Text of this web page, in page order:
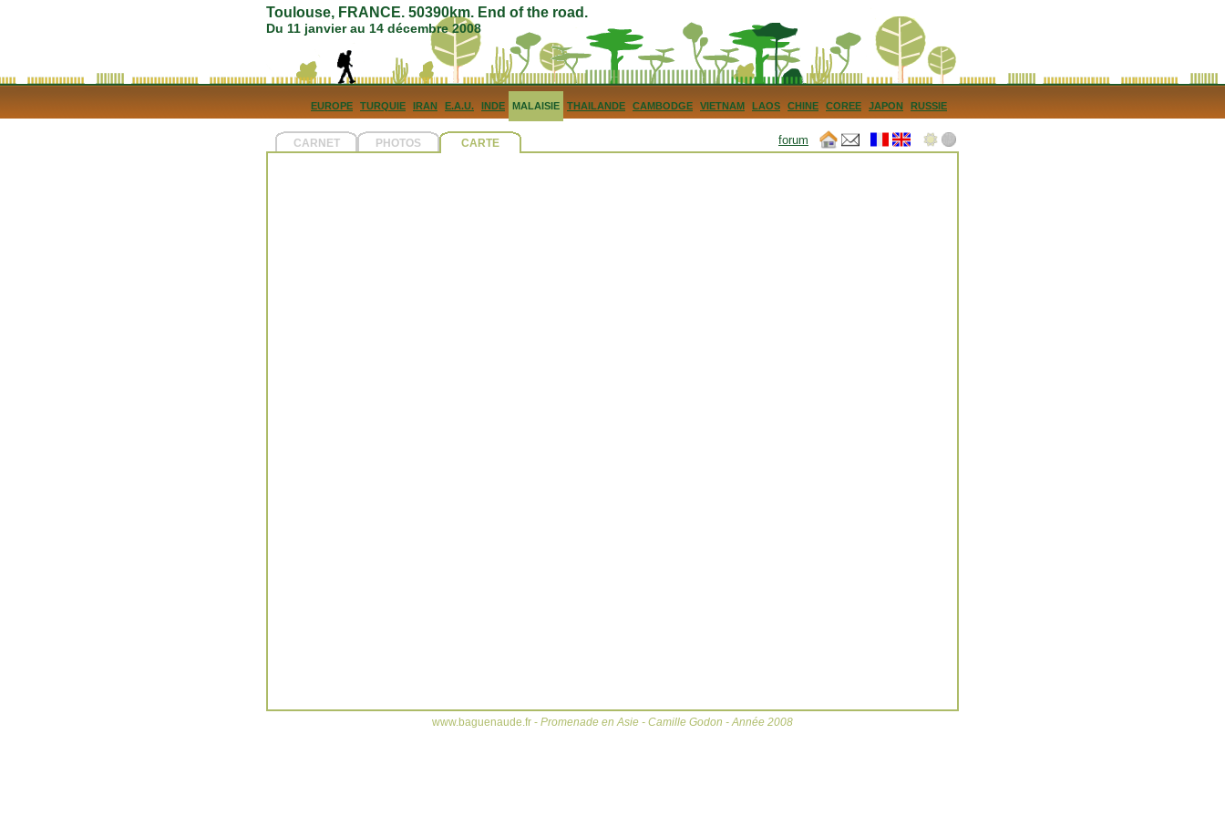
Toulouse, FRANCE. 50390km. End of the road.
Du 11 janvier au 14 décembre 2008
EUROPE TURQUIE IRAN E.A.U. INDE MALAISIE THAILANDE CAMBODGE VIETNAM LAOS CHINE COREE JAPON RUSSIE
CARNET PHOTOS CARTE forum
www.baguenaude.fr - Promenade en Asie - Camille Godon - Année 2008